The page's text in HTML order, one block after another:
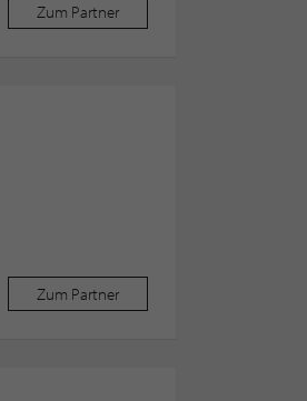
Zum Partner
Zum Partner